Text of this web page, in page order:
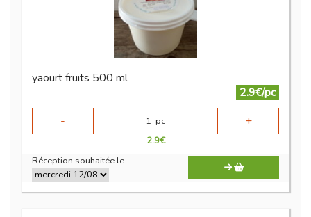
yaourt fruits 500 ml
2.9€/pc
-
1 pc +
2.9€
Réception souhaitée le